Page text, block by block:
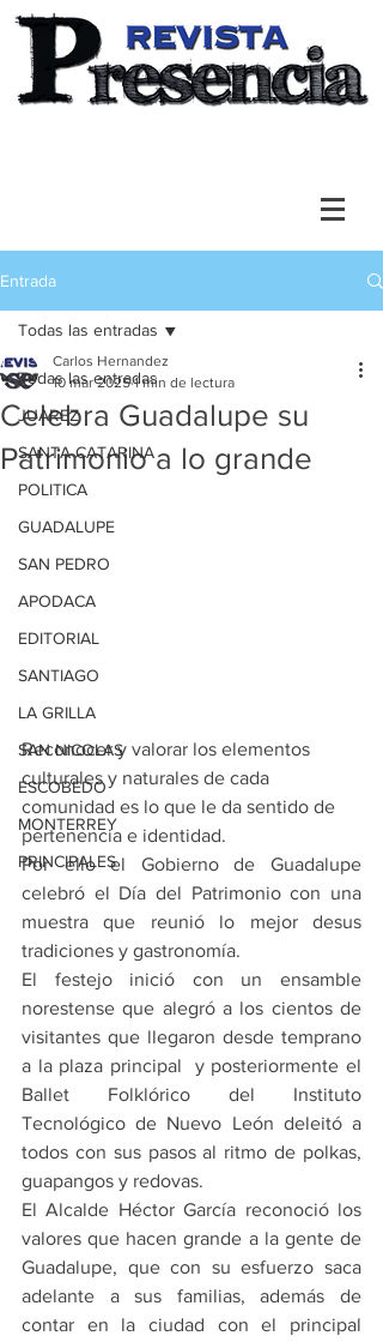
Entrada
Todas las entradas
JUAREZ
SANTA CATARINA
POLITICA
GUADALUPE
SAN PEDRO
APODACA
EDITORIAL
SANTIAGO
LA GRILLA
SAN NICOLAS
ESCOBEDO
MONTERREY
PRINCIPALES
Todas las entradas
Celebra Guadalupe su
Patrimonio a lo grande
Carlos Hernandez
10 mar 2025 1 min de lectura
Reconocer y valorar los elementos
culturales y naturales de cada
comunidad es lo que le da sentido de
pertenencia e identidad.
Por ello el Gobierno de Guadalupe
celebró el Día del Patrimonio con una
muestra que reunió lo mejor desus
tradiciones y gastronomía.
El festejo inició con un ensamble
norestense que alegró a los cientos de
visitantes que llegaron desde temprano
a la plaza principal  y posteriormente el
Ballet Folklórico del Instituto
Tecnológico de Nuevo León deleitó a
todos con sus pasos al ritmo de polkas,
guapangos y redovas.
El Alcalde Héctor García reconoció los
valores que hacen grande a la gente de
Guadalupe, que con su esfuerzo saca
adelante a sus familias, además de
contar en la ciudad con el principal